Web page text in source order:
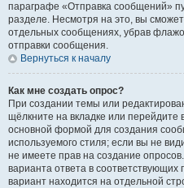
параграфе «Отправка сообщений»
разделе. Несмотря на это, вы
отдельных сообщениях, убрав
отправки сообщения.
Вернуться к началу
Как мне создать опрос?
При создании темы или
щёлкните на вкладке или перейдите
основной формой для создания
используемого стиля; если вы не
не имеете прав на создание
варианта ответа в
вариант находится на отдельной